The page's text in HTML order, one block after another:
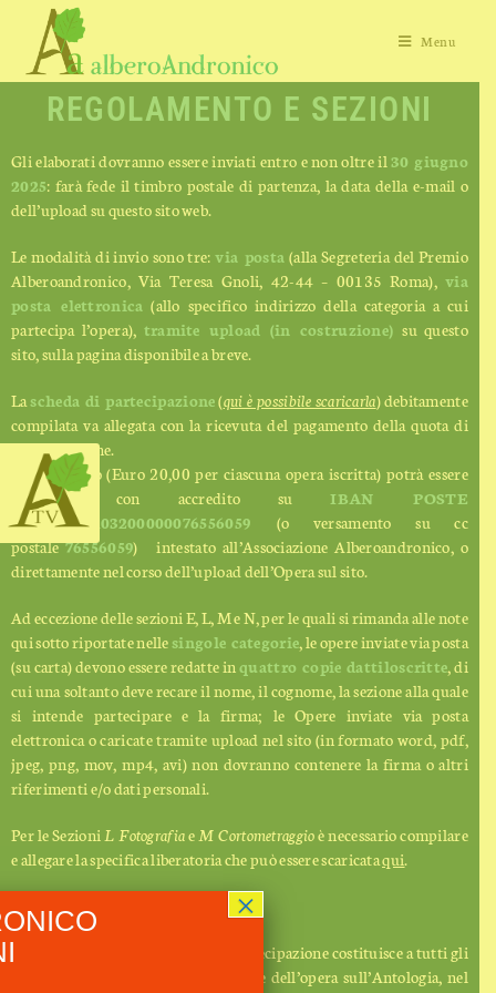
Menu
REGOLAMENTO E SEZIONI
Gli elaborati dovranno essere inviati entro e non oltre il 30 giugno
2025: farà fede il timbro postale di partenza, la data della e-mail o
dell’upload su questo sito web.
Le modalità di invio sono tre:via posta (alla Segreteria del Premio
Alberoandronico, Via Teresa Gnoli, 42-44 – 00135 Roma),via
posta elettronica (allo specifico indirizzo della categoria a cui
partecipa l’opera), tramite upload (in costruzione)su questo
sito, sulla pagina disponibile a breve.
Lascheda di partecipazione(qui è possibile scaricarla) debitamente
compilata va allegata con la ricevuta del pagamento della quota di
partecipazione.
Il pagamento (Euro 20,00 per ciascuna opera iscritta) potrà essere
effettuato con accreditosuIBAN POSTE
IT44J0760103200000076556059 (o versamento su cc
postale76556059)
intestato all’Associazione Alberoandronico, o
direttamente nel corso dell’upload dell’Opera sul sito.
Ad eccezione delle sezioni E, L, M e N, per le quali si rimanda alle note
qui sotto riportate nellesingole categorie, le opere inviate via posta
(su carta) devono essere redatte inquattro copie dattiloscritte, di
cui una soltanto deve recare il nome, il cognome, la sezione alla quale
si intende partecipare e la firma; le Opere inviate via posta
elettronica o caricate tramite upload nel sito (in formato word, pdf,
jpeg, png, mov, mp4, avi) non dovranno contenere la firma o altri
riferimenti e/o dati personali.
Per le SezioniL FotografiaeM Cortometraggioè necessario compilare
e allegare la specifica liberatoria che può essere scaricataqui.
Le Opere non saranno restituite.
La sottoscrizione della scheda di partecipazione costituisce a tutti gli
alla pubblicazione dell’opera sull’Antologia, nel
×